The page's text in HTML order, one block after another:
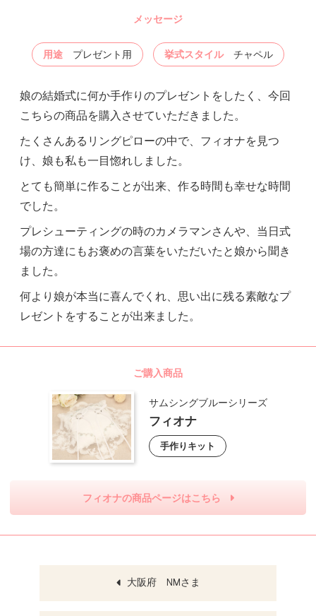
メッセージ
用途 プレゼント用 挙式スタイル チャペル
娘の結婚式に何か手作りのプレゼントをしたく、今回
こちらの商品を購入させていただきました。
たくさんあるリングピローの中で、フィオナを見つ
け、娘も私も一目惚れしました。
とても簡単に作ることが出来、作る時間も幸せな時間
でした。
プレシューティングの時のカメラマンさんや、当日式
場の方達にもお褒めの言葉をいただいたと娘から聞き
ました。
何より娘が本当に喜んでくれ、思い出に残る素敵なプ
レゼントをすることが出来ました。
ご購入商品
サムシングブルーシリーズ
フィオナ
手作りキット
フィオナの商品ページはこちら
大阪府 NMさま